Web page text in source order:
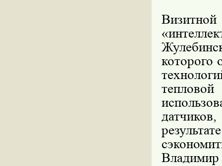
которого
Владимир